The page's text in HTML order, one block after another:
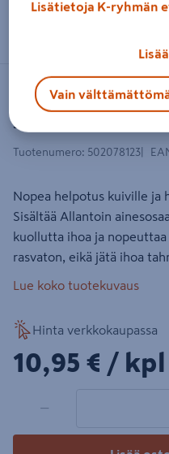
Zoomaa kuvaa
Jalkavoide
OKEEFFES
Tuotenumero: 502078123
Nopea helpotus kuiville ja
Sisältää Allantoin
kuollutta ihoa ja
rasvaton, eikä jätä ihoa
Lue koko tuotekuvaus
Hinta verkkokaupassa
10,95€/kpl
10,95 € / kpl
−
Lisätietoja K-ryhmän
Vain